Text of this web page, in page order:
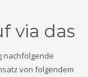
via das
nachfolgende
von folgendem